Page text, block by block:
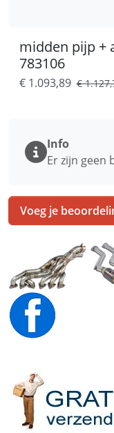
midden pijp +
783106
€ 1.093,89 €
Info
Er zijn geen
Voeg je